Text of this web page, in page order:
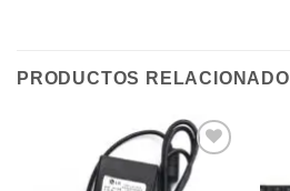
PRODUCTOS
Añadir